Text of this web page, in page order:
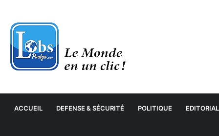
ACCUEIL DEFENSE & SÉCURITÉ POLITIQUE EDITORIAL